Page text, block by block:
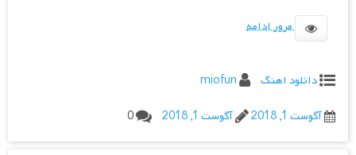
مرور ادامه
دانلود اهنگ
miofun
آگوست 1, 2018
آگوست 1, 2018 0